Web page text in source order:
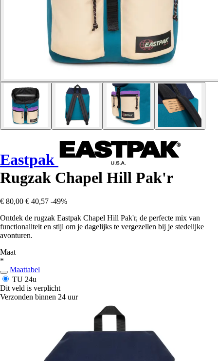
Eastpak
Rugzak Chapel Hill Pak'r
€ 80,00 € 40,57 -49%
Ontdek de rugzak Eastpak Chapel Hill Pak'r, de perfecte mix van
functionaliteit en stijl om je dagelijks te vergezellen bij je stedelijke
avonturen.
Maat
*
Maattabel
TU 24u
Dit veld is verplicht
Verzonden binnen 24 uur